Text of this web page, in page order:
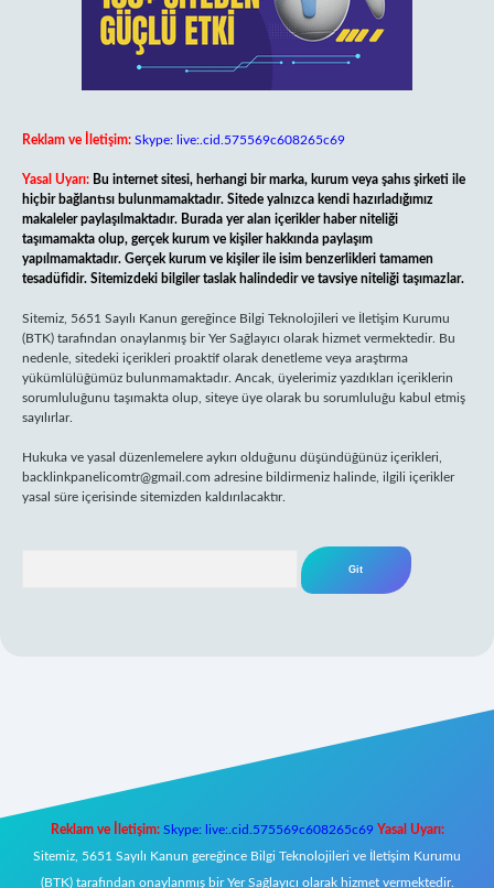
Reklam ve İletişim: Skype: live:.cid.575569c608265c69
Yasal Uyarı: Bu internet sitesi, herhangi bir marka, kurum veya şahıs şirketi ile
hiçbir bağlantısı bulunmamaktadır. Sitede yalnızca kendi hazırladığımız
makaleler paylaşılmaktadır. Burada yer alan içerikler haber niteliği
taşımamakta olup, gerçek kurum ve kişiler hakkında paylaşım
yapılmamaktadır. Gerçek kurum ve kişiler ile isim benzerlikleri tamamen
tesadüfidir. Sitemizdeki bilgiler taslak halindedir ve tavsiye niteliği taşımazlar.
Sitemiz, 5651 Sayılı Kanun gereğince Bilgi Teknolojileri ve İletişim Kurumu
(BTK) tarafından onaylanmış bir Yer Sağlayıcı olarak hizmet vermektedir. Bu
nedenle, sitedeki içerikleri proaktif olarak denetleme veya araştırma
yükümlülüğümüz bulunmamaktadır. Ancak, üyelerimiz yazdıkları içeriklerin
sorumluluğunu taşımakta olup, siteye üye olarak bu sorumluluğu kabul etmiş
sayılırlar.
Hukuka ve yasal düzenlemelere aykırı olduğunu düşündüğünüz içerikleri,
backlinkpanelicomtr@gmail.com adresine bildirmeniz halinde, ilgili içerikler
yasal süre içerisinde sitemizden kaldırılacaktır.
Reklam ve İletişim: Skype: live:.cid.575569c608265c69 Yasal Uyarı:
Sitemiz, 5651 Sayılı Kanun gereğince Bilgi Teknolojileri ve İletişim Kurumu
(BTK) tarafından onaylanmış bir Yer Sağlayıcı olarak hizmet vermektedir.